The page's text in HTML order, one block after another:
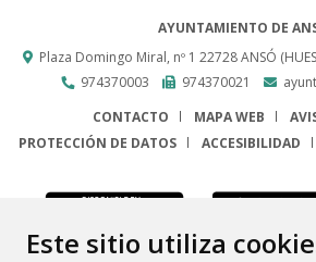
Este sitio utiliza
AYUNTAMIENTO DE
Plaza Domingo Miral, nº 1 22728 ANSÓ
974370003
974370021
CONTACTO
MAPA WEB
PROTECCIÓN DE DATOS
ACCESIBILIDAD